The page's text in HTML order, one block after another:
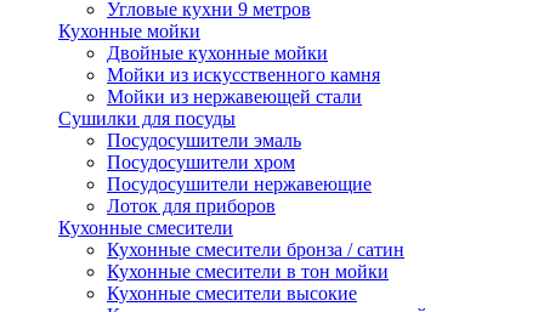
Угловые кухни 9 метров
Кухонные мойки
Двойные кухонные мойки
Мойки из искусственного камня
Мойки из нержавеющей стали
Сушилки для посуды
Посудосушители эмаль
Посудосушители хром
Посудосушители нержавеющие
Лоток для приборов
Кухонные смесители
Кухонные смесители бронза / сатин
Кухонные смесители в тон мойки
Кухонные смесители высокие